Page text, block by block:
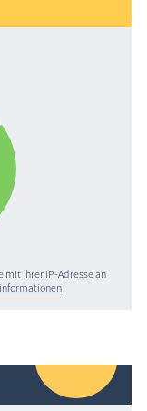
mit Ihrer IP-Adresse an